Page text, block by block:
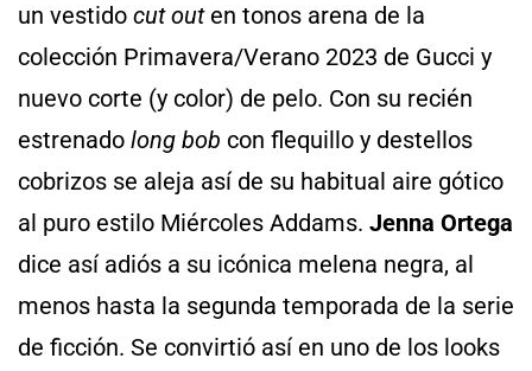
un vestido cut outen tonos arena de la
colección Primavera/Verano 2023 de Gucci y
nuevo corte (y color) de pelo. Con su recién
estrenado long bob con flequillo y destellos
cobrizos se aleja así de su habitual aire gótico
al puro estilo Miércoles Addams. Jenna Ortega
dice así adiós a su icónica melena negra, al
menos hasta la segunda temporada de la serie
de ficción. Se convirtió así en uno de los looks